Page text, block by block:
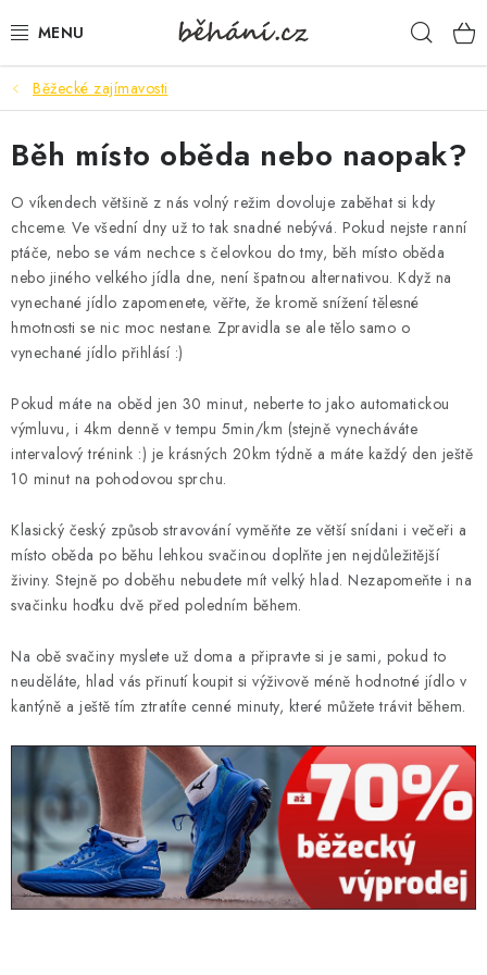
na
BOTY PÁNSKÉ
BOTY DÁMSKÉ
PÁNSKÉ OBLEČENÍ
DÁMSKÉ OBLEČENÍ
DOPLŇKY
VELIKOSTNÍ TABULKY
KONTAKT
BOTY DĚTSKÉ
OBLEČENÍ
VÝŽIVA
SPORTY
MEGA SLEVY
NOVINKY
NOVINKY MIZUNO
Běžecké zajímavosti
Běh místo oběda nebo naopak?
O víkendech většině z nás volný režim dovoluje zaběhat si kdy
chceme. Ve všední dny už to tak snadné nebývá. Pokud nejste ranní
ptáče, nebo se vám nechce s čelovkou do tmy, běh místo oběda
nebo jiného velkého jídla dne, není špatnou alternativou. Když na
vynechané jídlo zapomenete, věřte, že kromě snížení tělesné
hmotnosti se nic moc nestane. Zpravidla se ale tělo samo o
vynechané jídlo přihlásí :)
Pokud máte na oběd jen 30 minut, neberte to jako automatickou
výmluvu, i 4km denně v tempu 5min/km (stejně vynecháváte
intervalový trénink :) je krásných 20km týdně a máte každý den ještě
10 minut na pohodovou sprchu.
Klasický český způsob stravování vyměňte ze větší snídani i večeři a
místo oběda po běhu lehkou svačinou doplňte jen nejdůležitější
živiny. Stejně po doběhu nebudete mít velký hlad. Nezapomeňte i na
svačinku hoďku dvě před poledním během.
Na obě svačiny myslete už doma a připravte si je sami, pokud to
neuděláte, hlad vás přinutí koupit si výživově méně hodnotné jídlo v
kantýně a ještě tím ztratíte cenné minuty, které můžete trávit během.